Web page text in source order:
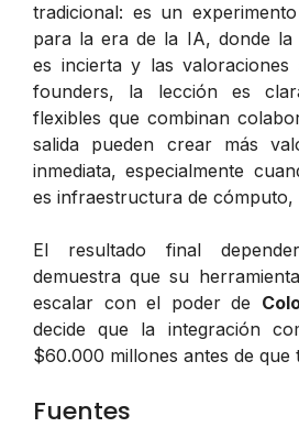
tradicional: es un
para la era de la IA, donde la
es incierta y las valoraciones
founders, la lección es
flexibles que combinan
salida pueden crear más
inmediata, especialmente
es infraestructura de cómputo,
El resultado final
demuestra que su herramienta
escalar con el poder de
decide que la integración
$60.000 millones antes de que
Fuentes